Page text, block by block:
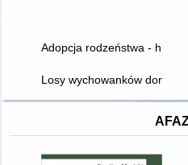
Adopcja rodzeństwa -
Losy wychowanków domu